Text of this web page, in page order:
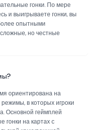
гонки. По мере
и выигрываете гонки, вы
опытными
но честные
ориентирована на
в которых игроки
Основной геймплей
гонки на картах с